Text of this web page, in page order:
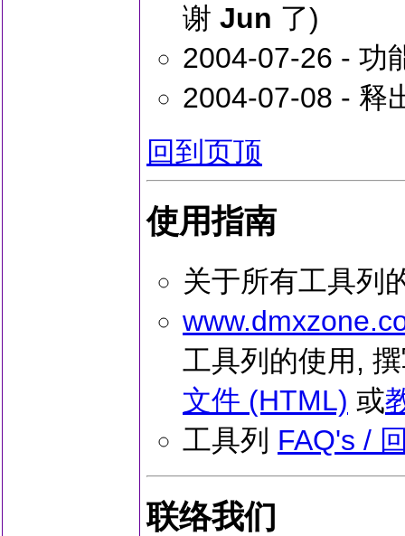
谢 Jun 了)
2004-07-26 - 功
2004-07-08 - 释
回到页顶
使用指南
关于所有工具列
工具列的使用,
文件 (HTML) 或
工具列 FAQ's /
联络我们